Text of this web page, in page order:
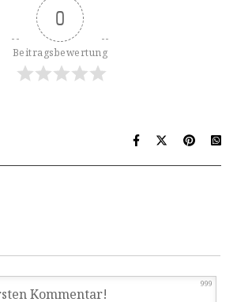
0
Beitragsbewertung
999